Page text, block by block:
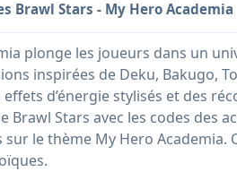
Brawl Stars - My Hero Academia
plonge les joueurs dans un
inspirées de Deku, Bakugo,
d’énergie stylisés et des
Brawl Stars avec les codes des
le thème My Hero Academia.